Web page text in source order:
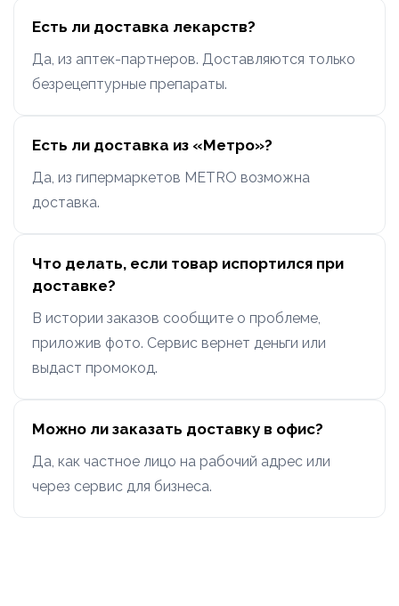
Есть ли доставка лекарств?
Да, из аптек-партнеров. Доставляются только
безрецептурные препараты.
Есть ли доставка из «Метро»?
Да, из гипермаркетов METRO возможна
доставка.
Что делать, если товар испортился при
доставке?
В истории заказов сообщите о проблеме,
приложив фото. Сервис вернет деньги или
выдаст промокод.
Можно ли заказать доставку в офис?
Да, как частное лицо на рабочий адрес или
через сервис для бизнеса.